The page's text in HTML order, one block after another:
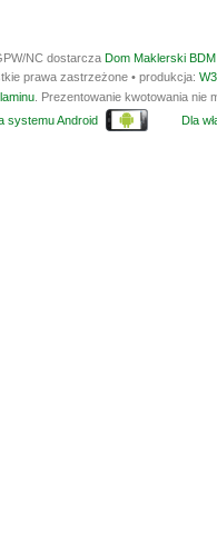
NC dostarcza Dom Maklerski
prawa zastrzeżone • produkcja:
. Prezentowanie kwotowania
systemu Android Dla